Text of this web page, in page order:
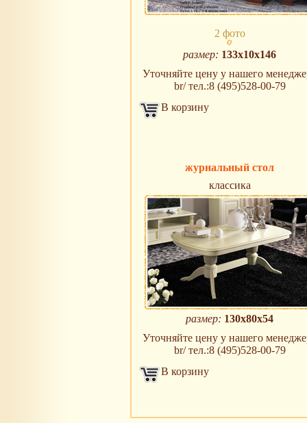
2 фото
размер: 133x10x146
Уточняйте цену у нашего
br/ тел.:8 (495)528-00-79
В корзину
журнальный стол
классика
размер: 130x80x54
Уточняйте цену у нашего
br/ тел.:8 (495)528-00-79
В корзину